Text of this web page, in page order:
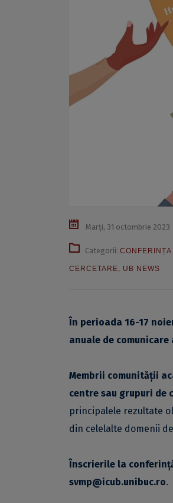
Marți, 31 octombrie 2023
Categorii:
CERCETARE, UB NEWS
În perioada 16-17
anuale de
Membrii comunității
centre sau grupuri de
principalele rezultate
din celelalte domenii
Înscrierile la
svmp@icub.unibuc.ro.